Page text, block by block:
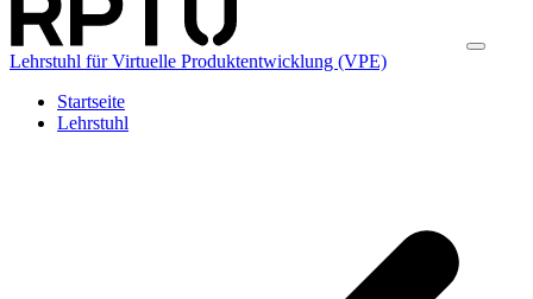
Lehrstuhl für Virtuelle Produktentwicklung (VPE)
Startseite
Lehrstuhl